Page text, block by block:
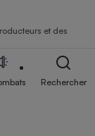
et des
Rechercher